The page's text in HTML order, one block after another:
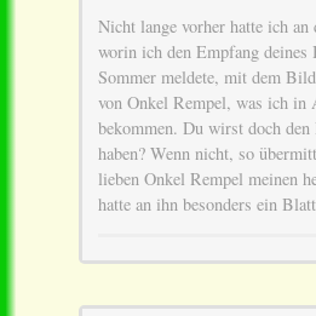
Nicht lange vorher hatte ich an
worin ich den Empfang deines
Sommer meldete, mit dem
von Onkel Rempel, was ich in
bekommen. Du wirst doch
haben? Wenn nicht, so
lieben Onkel Rempel meinen
hatte an ihn besonders ein